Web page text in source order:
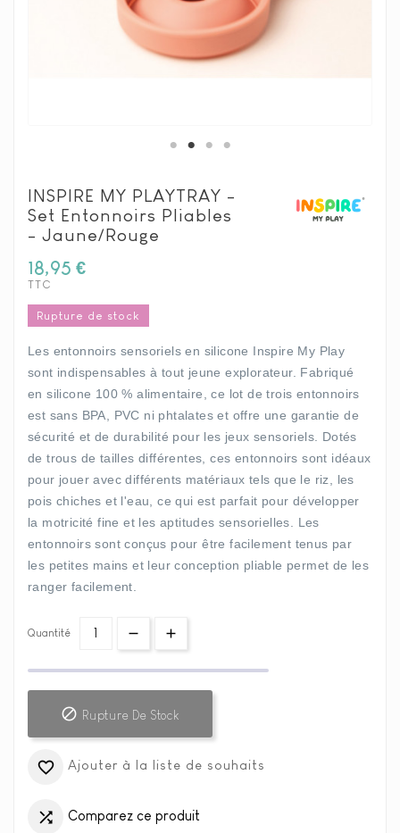
INSPIRE MY PLAYTRAY -
Set Entonnoirs Pliables
- Jaune/rouge
18,95 €
TTC
Rupture de stock
Les entonnoirs sensoriels en silicone Inspire My Play
sont indispensables à tout jeune explorateur. Fabriqué
en silicone 100 % alimentaire, ce lot de trois entonnoirs
est sans BPA, PVC ni phtalates et offre une garantie de
sécurité et de durabilité pour les jeux sensoriels. Dotés
de trous de tailles différentes, ces entonnoirs sont idéaux
pour jouer avec différents matériaux tels que le riz, les
pois chiches et l'eau, ce qui est parfait pour développer
la motricité fine et les aptitudes sensorielles. Les
entonnoirs sont conçus pour être facilement tenus par
les petites mains et leur conception pliable permet de les
ranger facilement.
Quantité
 Rupture De Stock
 Ajouter à la liste de souhaits
 Comparez ce produit